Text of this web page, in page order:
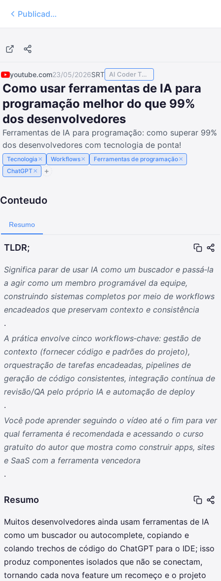
Publicados
youtube.com23/05/2026SRT AI Coder TODAY
Como usar ferramentas de IA para
programação melhor do que 99%
dos desenvolvedores
Ferramentas de IA para programação: como superar 99%
dos desenvolvedores com tecnologia de ponta!
Tecnologia × Workflows× Ferramentas de programação×
ChatGPT×
Conteudo
Resumo
TLDR;
Significa parar de usar IA como um buscador e passá‑la
a agir como um membro programável da equipe,
construindo sistemas completos por meio de workflows
encadeados que preservam contexto e consistência
.
A prática envolve cinco workflows‑chave: gestão de
contexto (fornecer código e padrões do projeto),
orquestração de tarefas encadeadas, pipelines de
geração de código consistentes, integração contínua de
revisão/QA pelo próprio IA e automação de deploy
.
Você pode aprender seguindo o vídeo até o fim para ver
qual ferramenta é recomendada e acessando o curso
gratuito do autor que mostra como construir apps, sites
e SaaS com a ferramenta vencedora
.
Resumo
Muitos desenvolvedores ainda usam ferramentas de IA
como um buscador ou autocomplete, copiando e
colando trechos de código do ChatGPT para o IDE; isso
produz componentes isolados que não se conectam,
tornando cada nova feature um recomeço e o projeto